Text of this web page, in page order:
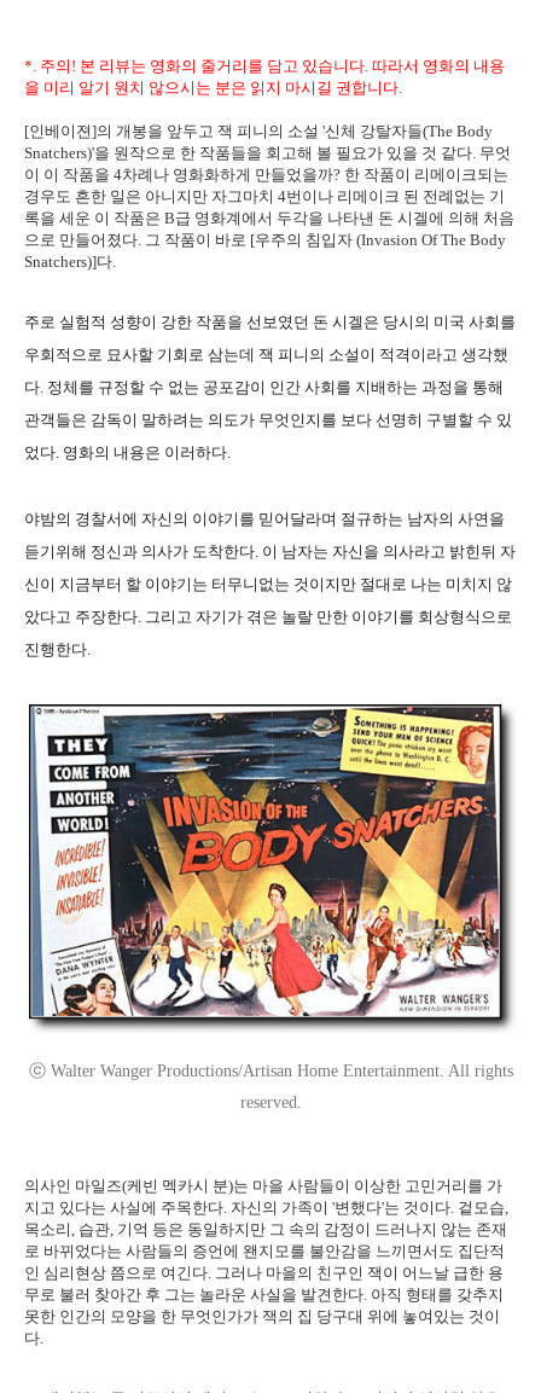
*. 주의! 본 리뷰는 영화의 줄거리를 담고 있습니다. 따라서 영화의 내용
을 미리 알기 원치 않으시는 분은 읽지 마시길 권합니다.
[인베이젼]의 개봉을 앞두고 잭 피니의 소설 '신체 강탈자들(The Body
Snatchers)'을 원작으로 한 작품들을 회고해 볼 필요가 있을 것 같다. 무엇
이 이 작품을 4차례나 영화화하게 만들었을까? 한 작품이 리메이크되는
경우도 흔한 일은 아니지만 자그마치 4번이나 리메이크 된 전례없는 기
록을 세운 이 작품은 B급 영화계에서 두각을 나타낸 돈 시겔에 의해 처음
으로 만들어졌다. 그 작품이 바로 [우주의 침입자 (Invasion Of The Body
Snatchers)]다.
주로 실험적 성향이 강한 작품을 선보였던 돈 시겔은 당시의 미국 사회를
우회적으로 묘사할 기회로 삼는데 잭 피니의 소설이 적격이라고 생각했
다. 정체를 규정할 수 없는 공포감이 인간 사회를 지배하는 과정을 통해
관객들은 감독이 말하려는 의도가 무엇인지를 보다 선명히 구별할 수 있
었다. 영화의 내용은 이러하다.
야밤의 경찰서에 자신의 이야기를 믿어달라며 절규하는 남자의 사연을
듣기위해 정신과 의사가 도착한다. 이 남자는 자신을 의사라고 밝힌뒤 자
신이 지금부터 할 이야기는 터무니없는 것이지만 절대로 나는 미치지 않
았다고 주장한다. 그리고 자기가 겪은 놀랄 만한 이야기를 회상형식으로
진행한다.
ⓒ Walter Wanger Productions/Artisan Home Entertainment. All rights
reserved.
의사인 마일즈(케빈 멕카시 분)는 마을 사람들이 이상한 고민거리를 가
지고 있다는 사실에 주목한다. 자신의 가족이 '변했다'는 것이다. 겉모습,
목소리, 습관, 기억 등은 동일하지만 그 속의 감정이 드러나지 않는 존재
로 바뀌었다는 사람들의 증언에 왠지모를 불안감을 느끼면서도 집단적
인 심리현상 쯤으로 여긴다. 그러나 마을의 친구인 잭이 어느날 급한 용
무로 불러 찾아간 후 그는 놀라운 사실을 발견한다. 아직 형태를 갖추지
못한 인간의 모양을 한 무엇인가가 잭의 집 당구대 위에 놓여있는 것이
다.